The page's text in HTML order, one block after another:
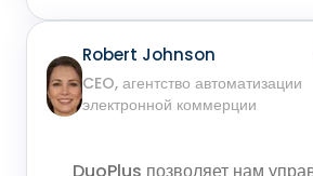
Robert Johnson
CEO, агентство автоматизации
электронной коммерции